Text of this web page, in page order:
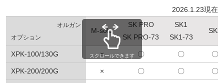
2026.1.23現在
オルガン
オプション
M-solo
SK PRO
SK PRO-73
SK1
SK1-73
SK2
XPK-100/130G × 〇 〇 〇
XPK-200/200G × 〇 〇 〇
スクロールできます